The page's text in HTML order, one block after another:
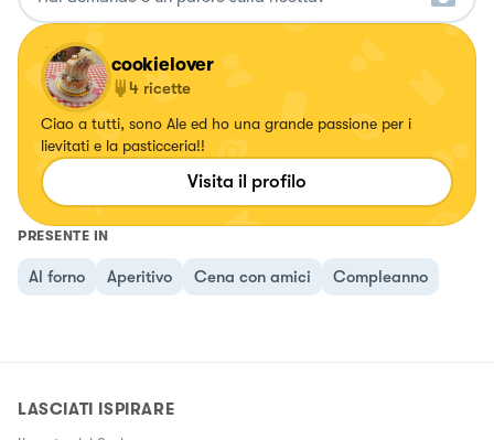
cookielover
4 ricette
Ciao a tutti, sono Ale ed ho una grande passione per i
lievitati e la pasticceria!!
Visita il profilo
PRESENTE IN
Al forno Aperitivo Cena con amici Compleanno
LASCIATI ISPIRARE